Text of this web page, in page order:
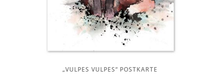
„VULPES VULPES“ POSTKARTE